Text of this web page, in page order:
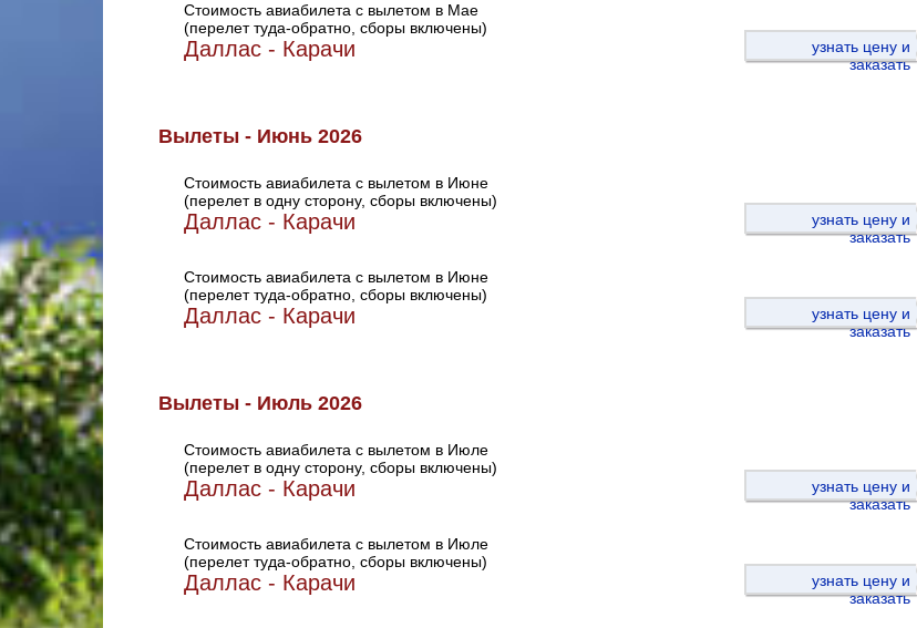
Стоимость авиабилета с вылетом в Мае
(перелет туда-обратно, сборы включены)
Даллас - Карачи
узнать цену и
заказать
Вылеты - Июнь 2026
Стоимость авиабилета с вылетом в Июне
(перелет в одну сторону, сборы включены)
Даллас - Карачи
узнать цену и
заказать
Стоимость авиабилета с вылетом в Июне
(перелет туда-обратно, сборы включены)
Даллас - Карачи
узнать цену и
заказать
Вылеты - Июль 2026
Стоимость авиабилета с вылетом в Июле
(перелет в одну сторону, сборы включены)
Даллас - Карачи
узнать цену и
заказать
Стоимость авиабилета с вылетом в Июле
(перелет туда-обратно, сборы включены)
Даллас - Карачи
узнать цену и
заказать